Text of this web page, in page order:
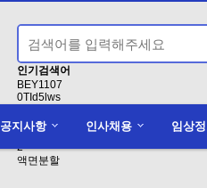
인기검색어
BEY1107
0TId5lws
1
clinic
2
액면분할
공지사항 인사채용 임상